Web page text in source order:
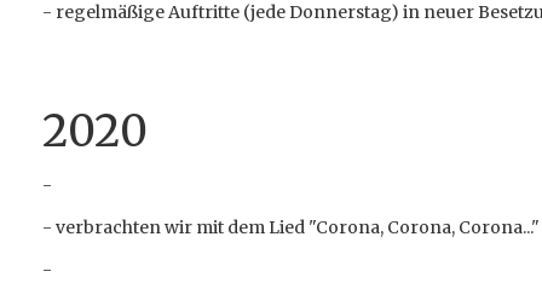
- regelmäßige Auftritte (jede Donnerstag) in neuer
2020
-
- verbrachten wir mit dem Lied "Corona, Corona, Corona..."
-